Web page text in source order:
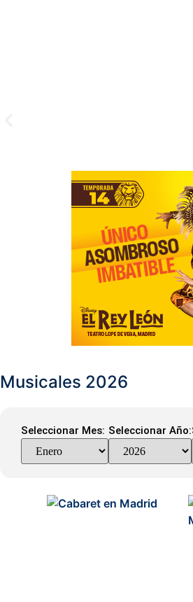
Musicales 2026
Seleccionar Mes: Seleccionar Año: